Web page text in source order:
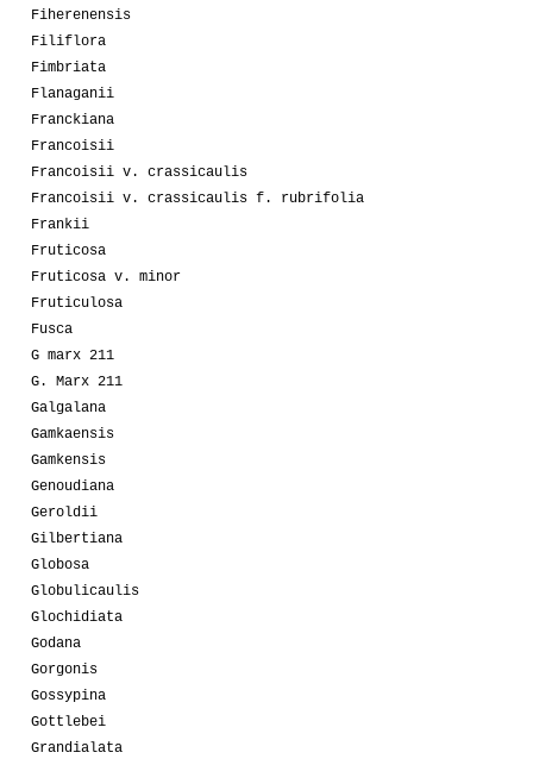
Fiherenensis
Filiflora
Fimbriata
Flanaganii
Franckiana
Francoisii
Francoisii v. crassicaulis
Francoisii v. crassicaulis f. rubrifolia
Frankii
Fruticosa
Fruticosa v. minor
Fruticulosa
Fusca
G marx 211
G. Marx 211
Galgalana
Gamkaensis
Gamkensis
Genoudiana
Geroldii
Gilbertiana
Globosa
Globulicaulis
Glochidiata
Godana
Gorgonis
Gossypina
Gottlebei
Grandialata